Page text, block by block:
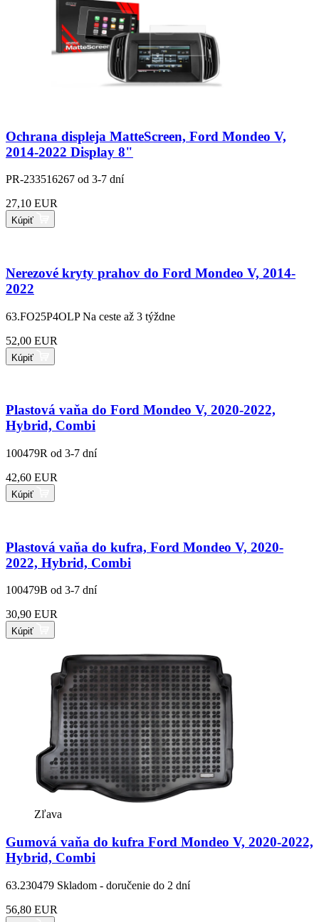
Ochrana displeja MatteScreen, Ford Mondeo V,
2014-2022 Display 8"
PR-233516267 od 3-7 dní
27,10 EUR
Kúpiť
Nerezové kryty prahov do Ford Mondeo V, 2014-
2022
63.FO25P4OLP Na ceste až 3 týždne
52,00 EUR
Kúpiť
Plastová vaňa do Ford Mondeo V, 2020-2022,
Hybrid, Combi
100479R od 3-7 dní
42,60 EUR
Kúpiť
Plastová vaňa do kufra, Ford Mondeo V, 2020-
2022, Hybrid, Combi
100479B od 3-7 dní
30,90 EUR
Kúpiť
Zľava
Gumová vaňa do kufra Ford Mondeo V, 2020-2022,
Hybrid, Combi
63.230479 Skladom - doručenie do 2 dní
56,80 EUR